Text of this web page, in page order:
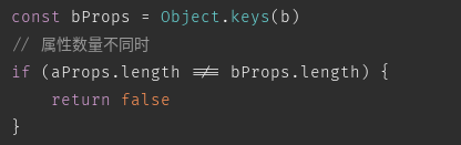
const
bProps = Object . keys (b)
// 属性数量不同时
if (aProps. length !== bProps. length ) {
return
false
}